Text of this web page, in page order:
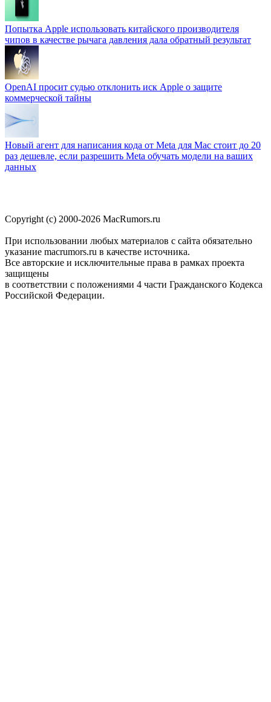
Попытка Apple использовать китайского производителя
чипов в качестве рычага давления дала обратный результат
OpenAI просит судью отклонить иск Apple о защите
коммерческой тайны
Новый агент для написания кода от Meta для Mac стоит до 20
раз дешевле, если разрешить Meta обучать модели на ваших
данных
Copyright (c) 2000-2026 MacRumors.ru
При использовании любых материалов с сайта обязательно
указание macrumors.ru в качестве источника.
Все авторские и исключительные права в рамках проекта
защищены
в соответствии с положениями 4 части Гражданского Кодекса
Российской Федерации.